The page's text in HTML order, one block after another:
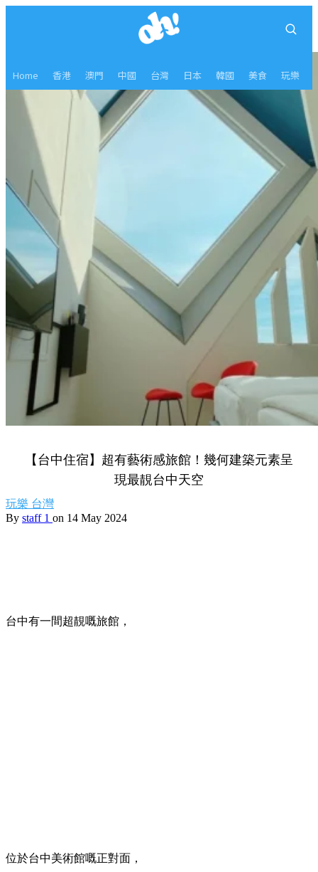
Home 香港 澳門 中國 台灣 日本 韓國 美食 玩樂
【台中住宿】超有藝術感旅館！幾何建築元素呈
現最靚台中天空
玩樂 台灣
By staff 1 on 14 May 2024
台中有一間超靚嘅旅館，
位於台中美術館嘅正對面，